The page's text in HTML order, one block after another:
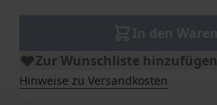
Zur Wunschliste hinzufügen
Hinweise zu Versandkosten